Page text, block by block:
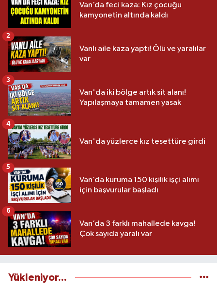
Van’da feci kaza: Kız çocuğu
kamyonetin altında kaldı
Vanlı aile kaza yaptı! Ölü ve yaralılar
var
2
Van'da iki bölge artık sit alanı!
Yapılaşmaya tamamen yasak
3
Van'da yüzlerce kız tesettüre girdi
4
Van’da kuruma 150 kişilik işçi alımı
için başvurular başladı
5
Van’da 3 farklı mahallede kavga!
Çok sayıda yaralı var
6
Yükleniyor...